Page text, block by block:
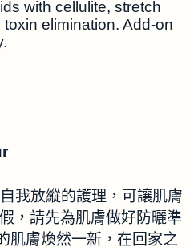
with cellulite, stretch
elimination. Add-on
我放縱的護理，可讓肌膚
，請先為肌膚做好防曬準
肌膚煥然一新，在回家之